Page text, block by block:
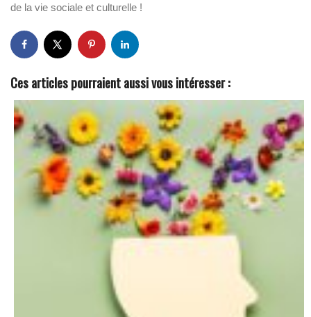
de la vie sociale et culturelle !
Ces articles pourraient aussi vous intéresser :